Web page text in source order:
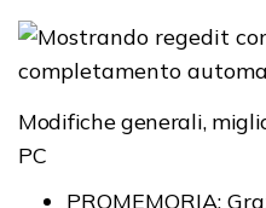
Modifiche generali,
PC
PROMEMORIA: